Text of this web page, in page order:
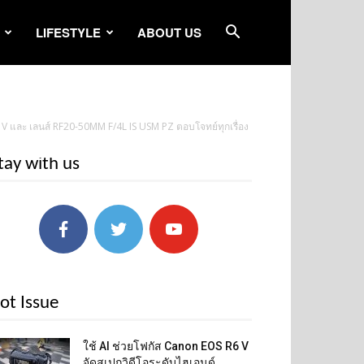
LIFESTYLE ABOUT US
ละ เลนส์ RF20-50MM F/4L IS USM PZ ตอบโจทย์ทุกเรื่อง
with us
Issue
ใช้ AI ช่วยโฟกัส Canon EOS R6 V